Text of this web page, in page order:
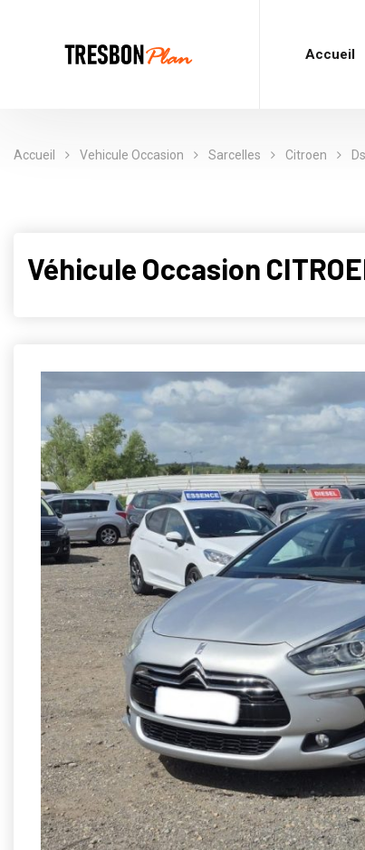
Accueil
Accueil Vehicule Occasion Sarcelles Citroen
Véhicule Occasion